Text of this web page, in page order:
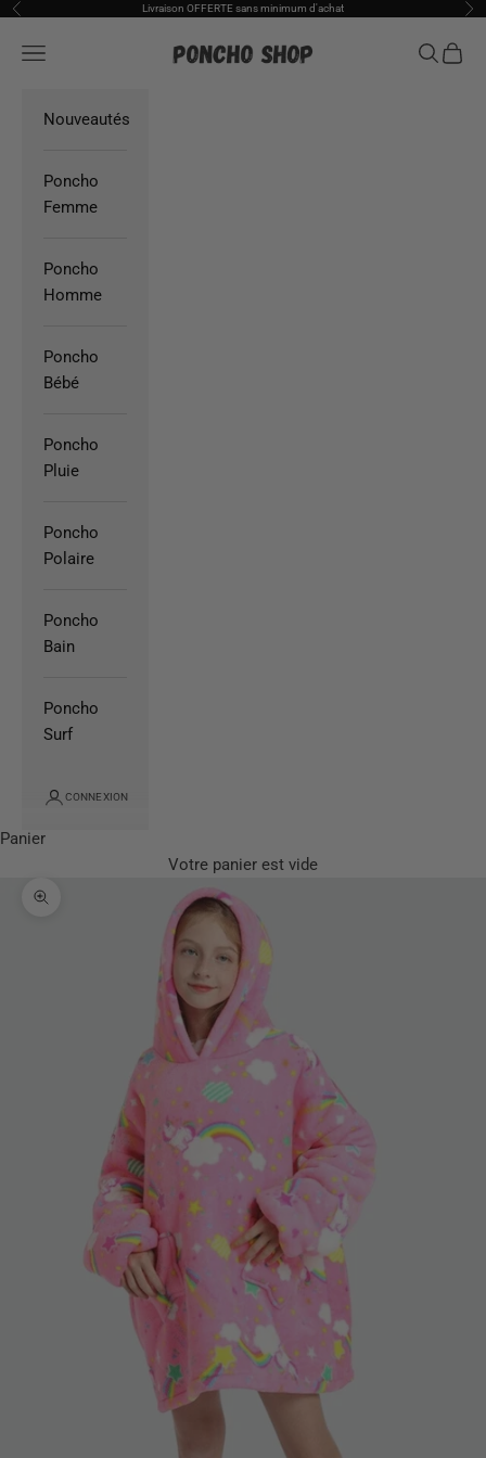
Passer au contenu
Précédent Livraison OFFERTE sans minimum d'achat
Poncho Shop
Ouvrir la navigation Ouvrir la
Voir
Nouveautés
Poncho
Femme
Poncho
Homme
Poncho
Bébé
Poncho
Pluie
Poncho
Polaire
Poncho
Bain
Poncho
Surf
CONNEXION
Panier
Votre panier est vide
Zoomer sur l'image